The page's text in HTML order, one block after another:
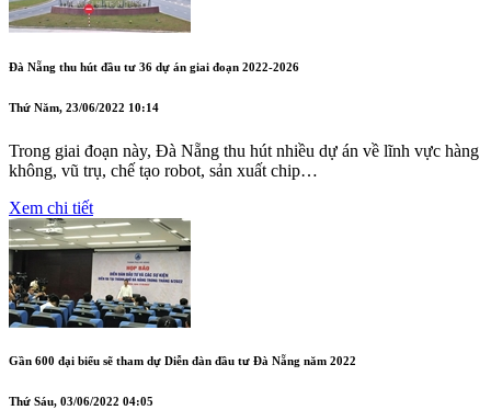
Đà Nẵng thu hút đầu tư 36 dự án giai đoạn 2022-2026
Thứ Năm, 23/06/2022 10:14
Trong giai đoạn này, Đà Nẵng thu hút nhiều dự án về lĩnh vực hàng
không, vũ trụ, chế tạo robot, sản xuất chip…
Xem chi tiết
Gần 600 đại biểu sẽ tham dự Diễn đàn đầu tư Đà Nẵng năm 2022
Thứ Sáu, 03/06/2022 04:05